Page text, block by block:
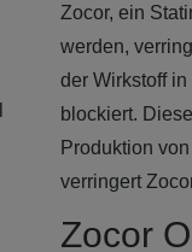
Zocor, ein
werden,
der Wirkstoff
blockiert.
Produktion
verringert
Zocor